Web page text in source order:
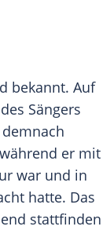
bekannt. Auf
Sängers
demnach
er mit
war und in
hatte. Das
stattfinden